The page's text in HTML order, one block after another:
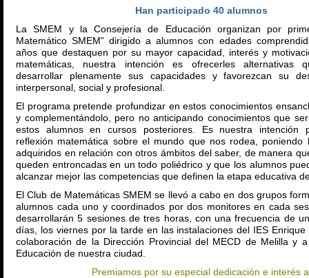
Han participado 40 alumnos
La SMEM y la Consejería de Educación organizan por
Matemático SMEM” dirigido a alumnos con edades
años que destaquen por su mayor capacidad, interés y
matemáticas, nuestra intención es ofrecerles alternativas
desarrollar plenamente sus capacidades y favorezcan su
interpersonal, social y profesional.
El programa pretende profundizar en estos conocimientos
y complementándolo, pero no anticipando conocimientos que
estos alumnos en cursos posteriores. Es nuestra intención
reflexión matemática sobre el mundo que nos rodea, poniendo
adquiridos en relación con otros ámbitos del saber, de manera
queden entroncadas en un todo poliédrico y que los alumnos
alcanzar mejor las competencias que definen la etapa educativa
El Club de Matemáticas SMEM se llevó a cabo en dos grupos
alumnos cada uno y coordinados por dos monitores en cada
desarrollarán 5 sesiones de tres horas, con una frecuencia de
días, los viernes por la tarde en las instalaciones del IES
colaboración de la Dirección Provincial del MECD de Melilla y
Educación de nuestra ciudad.
Premiamos por su especial dedicación e interés